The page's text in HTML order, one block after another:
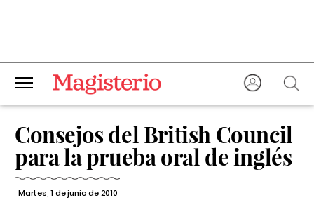
Consejos del British Council
para la prueba oral de inglés
Martes, 1 de junio de 2010